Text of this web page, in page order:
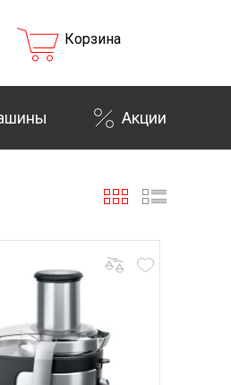
Корзина
Акции